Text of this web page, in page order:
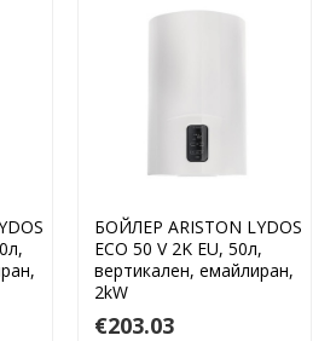
БОЙЛЕР ARISTON LYDOS
ECO 50 V 2K EU, 50л,
вертикален, емайлиран,
2kW
€203.03